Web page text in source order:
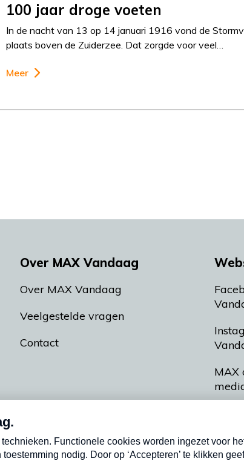
100 jaar droge voeten
In de nacht van 13 op 14 januari 1916 vond de
plaats boven de Zuiderzee. Dat zorgde voor veel…
Meer
Over MAX Vandaag
Over MAX Vandaag
Veelgestelde vragen
Contact
MAX